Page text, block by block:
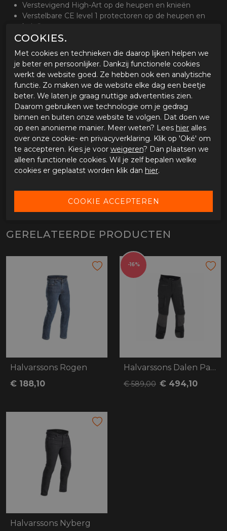
Verstevigend High-Art op de heupen en knieën
Verstelbare CE level 1 protectoren op de heupen en
knieën
Drievoudige naden op blootgestelde delen
Comfort
Lange bevestigingsrits voor aan de jas
Broekzak op bovenbeen
Optioneel
Beschikbaar in de maten 46 tot en met 62
SPECIFICATIES HALVARSSONS RIDER PANTS
Merk
Halvarssons
Leveranciercode
710-68233000-54
ci2935259
GERELATEERDE PRODUCTEN
Halvarssons Rogen
€ 188,10
-16%
Halvarssons Dalen Pants
€ 589,00 € 494,10
Halvarssons Nyberg
COOKIES.
Met cookies en technieken die daarop lijken helpen we
je beter en persoonlijker. Dankzij functionele cookies
werkt de website goed. Ze hebben ook een analytische
functie. Zo maken we de website elke dag een beetje
beter. We laten je graag nuttige advertenties zien.
Daarom gebruiken we technologie om je gedrag
binnen en buiten onze website te volgen. Dat doen we
op een anonieme manier. Meer weten? Lees hier alles
over onze cookie- en privacyverklaring. Klik op 'Oké' om
te accepteren. Kies je voor weigeren? Dan plaatsen we
alleen functionele cookies. Wil je zelf bepalen welke
cookies er geplaatst worden klik dan hier.